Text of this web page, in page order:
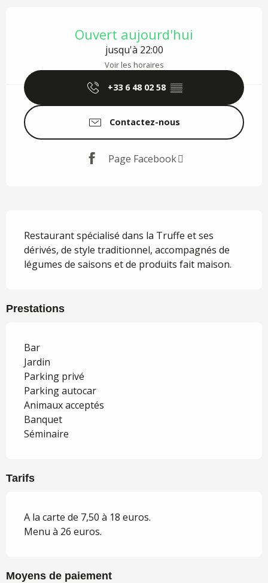
Ouvert aujourd'hui
jusqu'à 22:00
Voir les horaires
+33 6 48 02 58 ▒▒
Contactez-nous
Page Facebook
Restaurant spécialisé dans la Truffe et ses
dérivés, de style traditionnel, accompagnés de
légumes de saisons et de produits fait maison.
Prestations
Bar
Jardin
Parking privé
Parking autocar
Animaux acceptés
Banquet
Séminaire
Tarifs
A la carte de 7,50 à 18 euros.
Menu à 26 euros.
Moyens de paiement